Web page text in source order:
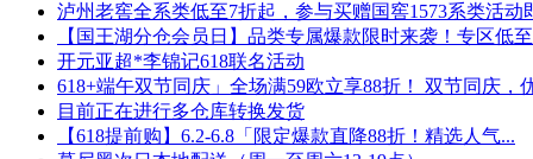
泸州老窖全系类低至7折起，参与买赠国窖1573系类活动
【国王湖分仓会员日】品类专属爆款限时来袭！专区低
开元亚超*李锦记618联名活动
618+端午双节同庆」全场满59欧立享88折！ 双节同庆，
目前正在进行多仓库转换发货
【618提前购】6.2-6.8「限定爆款直降88折！精选人气...